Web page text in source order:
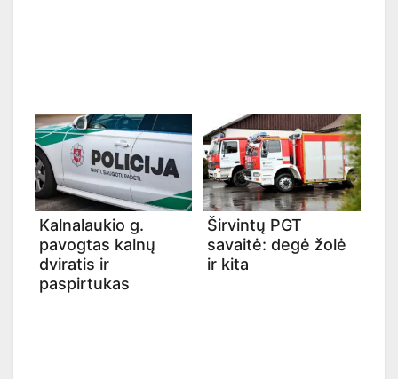
Kalnalaukio g.
pavogtas kalnų
dviratis ir
paspirtukas
Širvintų PGT
savaitė: degė žolė
ir kita